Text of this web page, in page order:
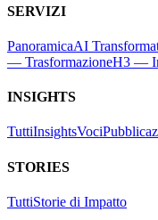
SERVIZI
PanoramicaAI
— TrasformazioneH3 —
INSIGHTS
TuttiInsightsVoci
STORIES
TuttiStorie di Impatto